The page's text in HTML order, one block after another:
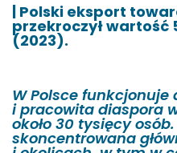
| Polski eksport
przekroczył wartość
(2023).
W Polsce funkcjonuje
i pracowita diaspora
około 30 tysięcy
skoncentrowana